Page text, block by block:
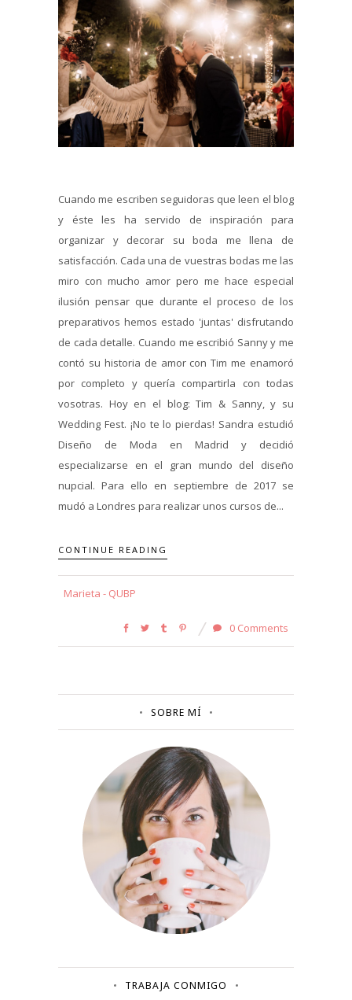
Cuando me escriben seguidoras que leen el blog
y éste les ha servido de inspiración para
organizar y decorar su boda me llena de
satisfacción. Cada una de vuestras bodas me las
miro con mucho amor pero me hace especial
ilusión pensar que durante el proceso de los
preparativos hemos estado 'juntas' disfrutando
de cada detalle. Cuando me escribió Sanny y me
contó su historia de amor con Tim me enamoró
por completo y quería compartirla con todas
vosotras. Hoy en el blog: Tim & Sanny, y su
Wedding Fest. ¡No te lo pierdas! Sandra estudió
Diseño de Moda en Madrid y decidió
especializarse en el gran mundo del diseño
nupcial. Para ello en septiembre de 2017 se
mudó a Londres para realizar unos cursos de...
CONTINUE READING
Marieta - QUBP
0 Comments
SOBRE MÍ
TRABAJA CONMIGO